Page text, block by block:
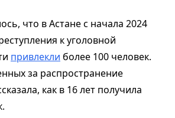
что в Астане с начала 2024
к уголовной
привлекли более 100 человек.
за распространение
как в 16 лет получила